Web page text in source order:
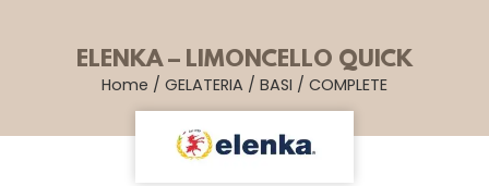
ELENKA – LIMONCELLO QUICK
Home / GELATERIA / BASI / COMPLETE